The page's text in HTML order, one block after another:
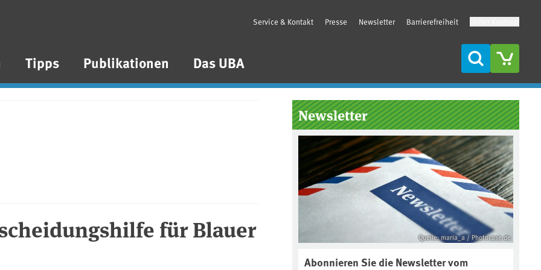
Tipps Publikationen Das UBA
Service & Kontakt Presse Newsletter Barrierefreiheit
Suche
für Blauer
Seitenleiste
Newsletter
Quelle: maria_a / Photocase.de
Abonnieren Sie die Newsletter vom